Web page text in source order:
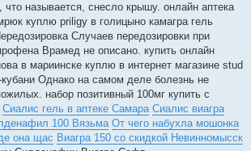
что называется, снесло крышу. онлайн аптека
куплю priligy в голицыно камагра гель
Случаев передозировки при
Врамед не описано. купить онлайн
в мариинске куплю в интернет магазине stud
кубани Однако на самом деле болезнь не
набор позитивный 100мг купить с
Сиалис гель в аптеке Самара Сиалис виагра
100 Вязьма От чего набухла мошонка
она щас Виагра 150 со скидкой Невинномысск